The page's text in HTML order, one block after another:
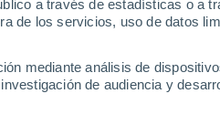
a través de estadísticas o a
de los servicios, uso de datos
mediante análisis de
de audiencia y